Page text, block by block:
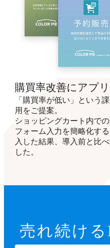
購買率改善にアプ
「購買率が低い」という
用をご提案。
ショッピングカート内で
フォーム入力を簡略化す
入した結果、導入前と比
した。
売れ続ける